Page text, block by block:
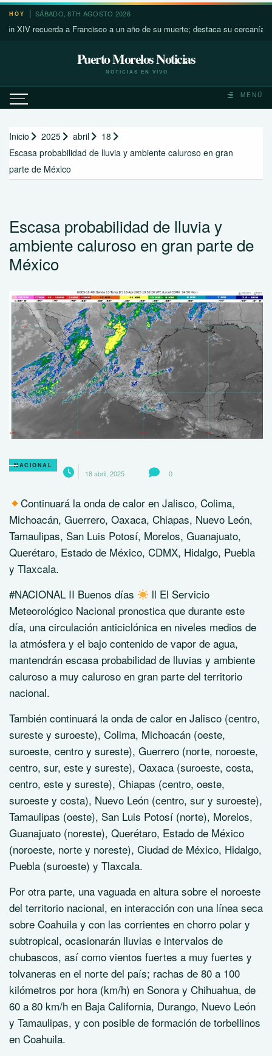
Saltar
contenido
HOY SÁBADO, 8TH AGOSTO 2026
recuerda a Francisco a un año de su muerte; destaca su cercanía con
Puerto Morelos Noticias
NOTICIAS EN VIVO
MENÚ
Inicio 2025 abril
18
Escasa probabilidad de lluvia y ambiente caluroso en gran
parte de México
Escasa probabilidad de lluvia y
ambiente caluroso en gran parte de
México
NACIONAL
18 abril, 2025 0
Continuará la onda de calor en Jalisco, Colima,
Michoacán, Guerrero, Oaxaca, Chiapas, Nuevo León,
Tamaulipas, San Luis Potosí, Morelos, Guanajuato,
Querétaro, Estado de México, CDMX, Hidalgo, Puebla
y Tlaxcala.
#NACIONAL II Buenos días
ll El Servicio
Meteorológico Nacional pronostica que durante este
día, una circulación anticiclónica en niveles medios de
la atmósfera y el bajo contenido de vapor de agua,
mantendrán escasa probabilidad de lluvias y ambiente
caluroso a muy caluroso en gran parte del territorio
nacional.
También continuará la onda de calor en Jalisco (centro,
sureste y suroeste), Colima, Michoacán (oeste,
suroeste, centro y sureste), Guerrero (norte, noroeste,
centro, sur, este y sureste), Oaxaca (suroeste, costa,
centro, este y sureste), Chiapas (centro, oeste,
suroeste y costa), Nuevo León (centro, sur y suroeste),
Tamaulipas (oeste), San Luis Potosí (norte), Morelos,
Guanajuato (noreste), Querétaro, Estado de México
(noroeste, norte y noreste), Ciudad de México, Hidalgo,
Puebla (suroeste) y Tlaxcala.
Por otra parte, una vaguada en altura sobre el noroeste
del territorio nacional, en interacción con una línea seca
sobre Coahuila y con las corrientes en chorro polar y
subtropical, ocasionarán lluvias e intervalos de
chubascos, así como vientos fuertes a muy fuertes y
tolvaneras en el norte del país; rachas de 80 a 100
kilómetros por hora (km/h) en Sonora y Chihuahua, de
60 a 80 km/h en Baja California, Durango, Nuevo León
y Tamaulipas, y con posible de formación de torbellinos
en Coahuila.